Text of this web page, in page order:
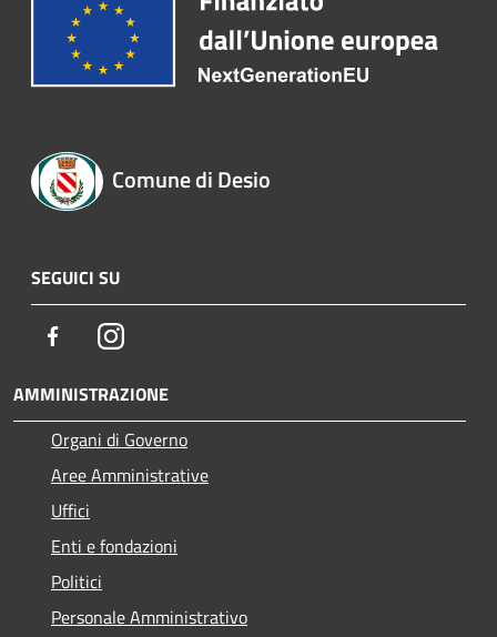
Comune di Desio
SEGUICI SU
FacebookInstagram
AMMINISTRAZIONE
Organi di Governo
Aree Amministrative
Uffici
Enti e fondazioni
Politici
Personale Amministrativo